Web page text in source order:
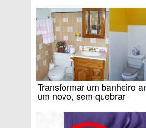
Transformar um banheiro
um novo, sem quebrar